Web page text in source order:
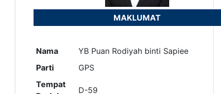
MAKLUMAT
Nama
YB Puan Rodiyah binti Sapiee
Parti
GPS
Tempat
D-59